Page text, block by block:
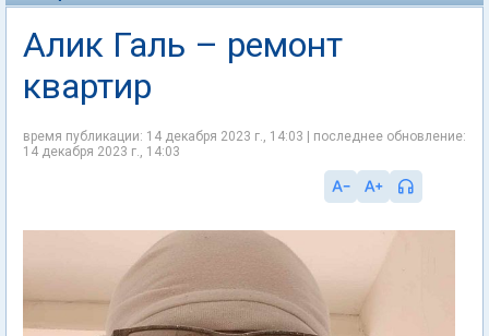
Алик Галь – ремонт
квартир
время публикации: 14 декабря 2023 г., 14:03 | последнее обновление:
14 декабря 2023 г., 14:03